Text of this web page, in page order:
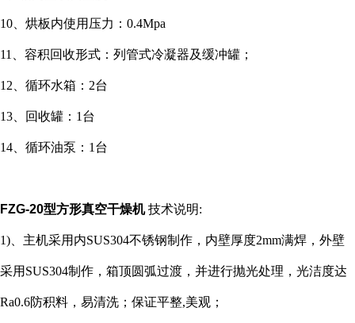
10、烘板内使用压力：0.4Mpa
11、容积回收形式：列管式冷凝器及缓冲罐；
12、循环水箱：2台
13、回收罐：1台
14、循环油泵：1台
FZG-20型方形真空干燥机技术说明:
1)、主机采用内SUS304不锈钢制作，内壁厚度2mm满焊，外壁
采用SUS304制作，箱顶圆弧过渡，并进行抛光处理，光洁度达
Ra0.6防积料，易清洗；保证平整,美观；